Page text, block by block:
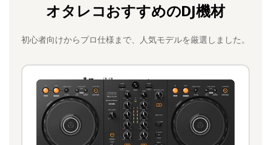
b
o
o
k
o
d
o
n
l
オタレコおすすめのDJ機材
初心者向けからプロ仕様まで、人気モデルを厳選しました。